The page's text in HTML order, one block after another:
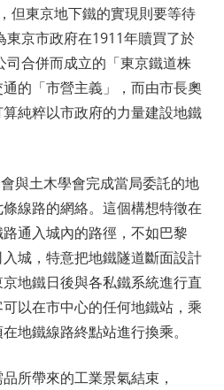
但東京地下鐵的實現則要等待
東京市政府在1911年贖買了於
司合併而成立的「東京鐵道株
的「市營主義」，而由市長奧
純粹以市政府的力量建設地鐵
與土木學會完成當局委託的地
線路的網絡。這個構想特徵在
通入城內的路徑，不如巴黎
城，特意把地鐵隧道斷面設計
地鐵日後與各私鐵系統進行直
以在市中心的任何地鐵站，乘
地鐵線路終點站進行換乘。
所帶來的工業景氣結束，